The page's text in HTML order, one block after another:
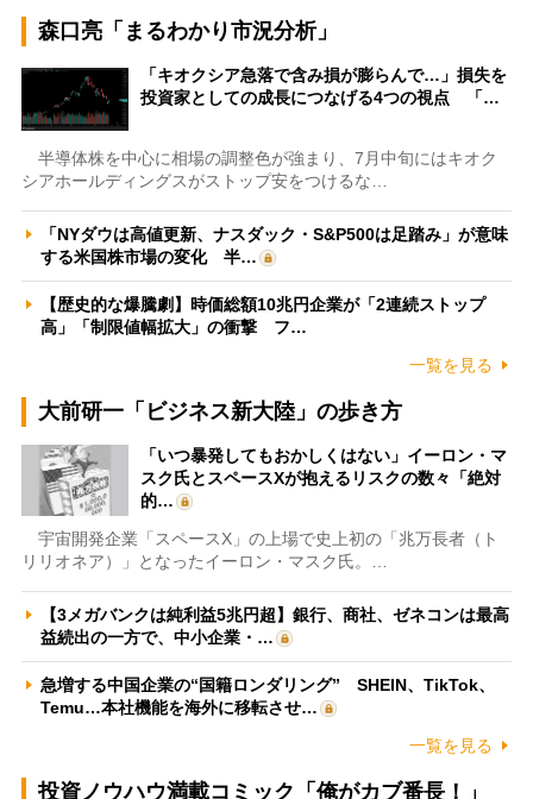
森口亮「まるわかり市況分析」
「キオクシア急落で含み損が膨らんで…」損失を
投資家としての成長につなげる4つの視点 「…
半導体株を中心に相場の調整色が強まり、7月中旬にはキオク
シアホールディングスがストップ安をつけるな…
「NYダウは高値更新、ナスダック・S&P500は足踏み」が意味
する米国株市場の変化 半…
【歴史的な爆騰劇】時価総額10兆円企業が「2連続ストップ
高」「制限値幅拡大」の衝撃 フ…
一覧を見る
大前研一「ビジネス新大陸」の歩き方
「いつ暴発してもおかしくはない」イーロン・マ
スク氏とスペースXが抱えるリスクの数々「絶対
的…
宇宙開発企業「スペースX」の上場で史上初の「兆万長者（ト
リリオネア）」となったイーロン・マスク氏。…
【3メガバンクは純利益5兆円超】銀行、商社、ゼネコンは最高
益続出の一方で、中小企業・…
急増する中国企業の“国籍ロンダリング” SHEIN、TikTok、
Temu…本社機能を海外に移転させ…
一覧を見る
投資ノウハウ満載コミック「俺がカブ番長！」